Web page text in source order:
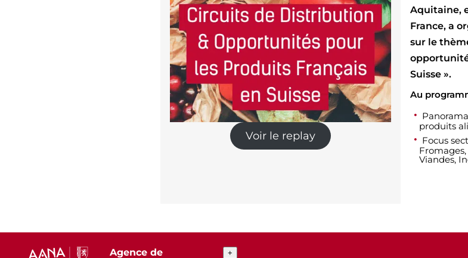
Voir le replay
Aquitaine,
France, a
sur le
Suisse ».
Au
produits
Focus
Viandes,
Agence de
+